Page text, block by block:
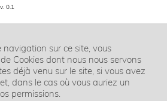
v. 0.1
sur ce site, vous
Cookies dont nous nous servons
déjà venu sur le site, si vous avez
dans le cas où vous auriez un
permissions.